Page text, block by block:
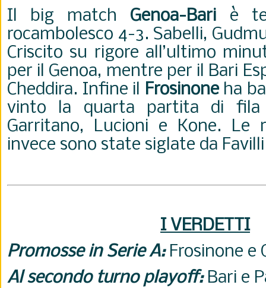
Il big match Genoa-Bari è
rocambolesco 4-3. Sabelli,
Criscito su rigore all’ultimo
per il Genoa, mentre per il Bari
Cheddira. Infine il Frosinoneha
vinto la quarta partita di
Garritano, Lucioni e Kone. Le
invece sono state siglate da
I VERDETTI
Promosse in Serie A:Frosinone e
Al secondo turno playoff:Bari e